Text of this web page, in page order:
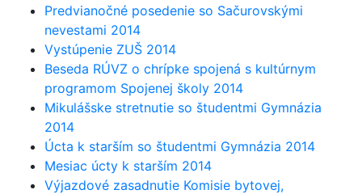
Predvianočné posedenie so Sačurovskými
nevestami 2014
Vystúpenie ZUŠ 2014
Beseda RÚVZ o chrípke spojená s kultúrnym
programom Spojenej školy 2014
Mikulášske stretnutie so študentmi Gymnázia
2014
Úcta k starším so študentmi Gymnázia 2014
Mesiac úcty k starším 2014
Výjazdové zasadnutie Komisie bytovej,